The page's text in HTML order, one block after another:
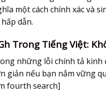
một cách chính xác và
dẫn.
Trong Tiếng Việt:
trong những lỗi chính tả
nếu bạn nắm vững
fourth search]